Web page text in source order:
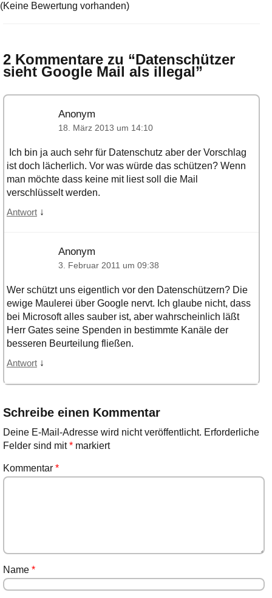
(Keine Bewertung vorhanden)
2 Kommentare zu “Datenschützer
sieht Google Mail als illegal”
Anonym
18. März 2013 um 14:10
Ich bin ja auch sehr für Datenschutz aber der Vorschlag
ist doch lächerlich. Vor was würde das schützen? Wenn
man möchte dass keine mit liest soll die Mail
verschlüsselt werden.
Antwort ↓
Anonym
3. Februar 2011 um 09:38
Wer schützt uns eigentlich vor den Datenschützern? Die
ewige Maulerei über Google nervt. Ich glaube nicht, dass
bei Microsoft alles sauber ist, aber wahrscheinlich läßt
Herr Gates seine Spenden in bestimmte Kanäle der
besseren Beurteilung fließen.
Antwort ↓
Schreibe einen Kommentar
Deine E-Mail-Adresse wird nicht veröffentlicht. Erforderliche
Felder sind mit*markiert
Kommentar *
Name *